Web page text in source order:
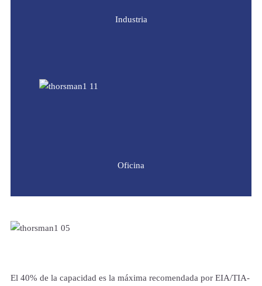
Industria
Oficina
El 40% de la capacidad es la máxima recomendada por EIA/TIA-